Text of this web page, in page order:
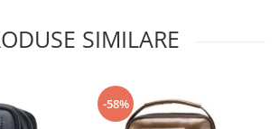
SIMILARE
-58%